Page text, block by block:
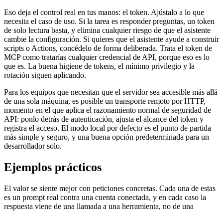
Eso deja el control real en tus manos: el token. Ajústalo a lo que
necesita el caso de uso. Si la tarea es responder preguntas, un token
de solo lectura basta, y elimina cualquier riesgo de que el asistente
cambie la configuración. Si quieres que el asistente ayude a construir
scripts o Actions, concédelo de forma deliberada. Trata el token de
MCP como tratarías cualquier credencial de API, porque eso es lo
que es. La buena higiene de tokens, el mínimo privilegio y la
rotación siguen aplicando.
Para los equipos que necesitan que el servidor sea accesible más allá
de una sola máquina, es posible un transporte remoto por HTTP,
momento en el que aplica el razonamiento normal de seguridad de
API: ponlo detrás de autenticación, ajusta el alcance del token y
registra el acceso. El modo local por defecto es el punto de partida
más simple y seguro, y una buena opción predeterminada para un
desarrollador solo.
Ejemplos prácticos
El valor se siente mejor con peticiones concretas. Cada una de estas
es un prompt real contra una cuenta conectada, y en cada caso la
respuesta viene de una llamada a una herramienta, no de una